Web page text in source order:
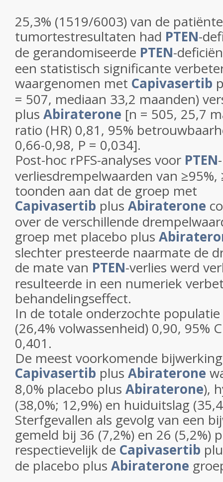
25,3% (1519/6003) van de
tumortestresultaten had PTEN-
de gerandomiseerde PTEN-
een statistisch significante
waargenomen met Capivasertib
= 507, mediaan 33,2 maanden)
plus Abiraterone [n = 505, 25,7
ratio (HR) 0,81, 95%
0,66-0,98, P = 0,034].
Post-hoc rPFS-analyses voor PTEN-
verliesdrempelwaarden van ≥95%,
toonden aan dat de groep met
Capivasertib plus Abiraterone
over de verschillende
groep met placebo plus
slechter presteerde naarmate de
de mate van PTEN-verlies werd
resulteerde in een numeriek
behandelingseffect.
In de totale onderzochte populatie
(26,4% volwassenheid) 0,90, 95%
0,401.
De meest voorkomende
Capivasertib plus Abiraterone
8,0% placebo plus Abiraterone),
(38,0%; 12,9%) en huiduitslag
Sterfgevallen als gevolg van een
gemeld bij 36 (7,2%) en 26 (5,2%)
respectievelijk de Capivasertib
de placebo plus Abiraterone